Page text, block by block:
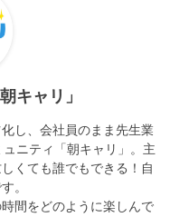
キャリ」
し、会社員のまま先生業
ニティ「朝キャリ」。主
くても誰でもできる！自
。
間をどのように楽しんで